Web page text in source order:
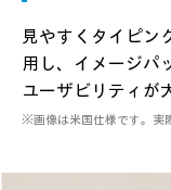
見やすくタイピン
用し、
イメージパ
ユーザビリティが
※画像は米国仕様です。実